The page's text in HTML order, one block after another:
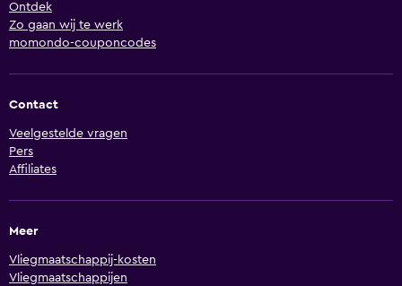
Ontdek
Zo gaan wij te werk
momondo-couponcodes
Contact
Veelgestelde vragen
Pers
Affiliates
Meer
Vliegmaatschappij-kosten
Vliegmaatschappijen